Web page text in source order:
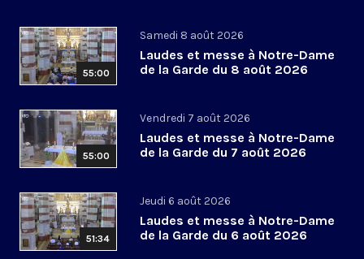
55:00
Samedi 8 août 2026
Laudes et messe à Notre-Dame
de la Garde du 8 août 2026
55:00
Vendredi 7 août 2026
Laudes et messe à Notre-Dame
de la Garde du 7 août 2026
51:34
Jeudi 6 août 2026
Laudes et messe à Notre-Dame
de la Garde du 6 août 2026